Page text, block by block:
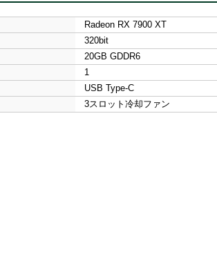
Radeon RX 7900 XT
320bit
20GB GDDR6
1
USB Type-C
3スロット冷却ファン